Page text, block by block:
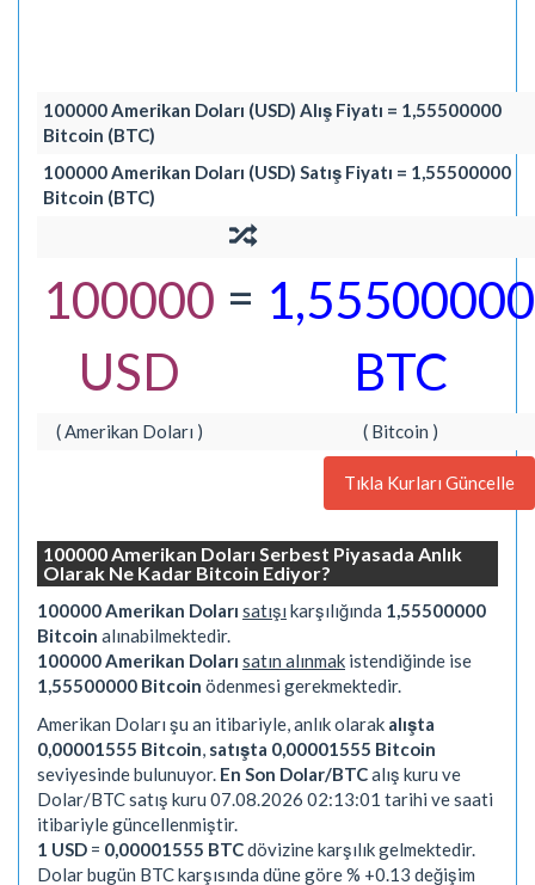
100000 Amerikan Doları (USD) Alış Fiyatı = 1,55500000
Bitcoin (BTC)
100000 Amerikan Doları (USD) Satış Fiyatı = 1,55500000
Bitcoin (BTC)
100000
USD
= 1,55500000
BTC
( Amerikan Doları ) ( Bitcoin )
Tıkla Kurları Güncelle
100000 Amerikan Doları Serbest Piyasada Anlık
Olarak Ne Kadar Bitcoin Ediyor?
100000 Amerikan Doları satışı karşılığında 1,55500000
Bitcoin alınabilmektedir.
100000 Amerikan Doları satın alınmak istendiğinde ise
1,55500000 Bitcoin ödenmesi gerekmektedir.
Amerikan Doları şu an itibariyle, anlık olarak alışta
0,00001555 Bitcoin satışta 0,00001555 Bitcoin
seviyesinde bulunuyor. En Son Dolar/BTCalış kuru ve
Dolar/BTC satış kuru 07.08.2026 02:13:01 tarihi ve saati
itibariyle güncellenmiştir.
1 USD = 0,00001555 BTCdövizine karşılık gelmektedir.
Dolar bugün BTC karşısında düne göre % +0.13 değişim